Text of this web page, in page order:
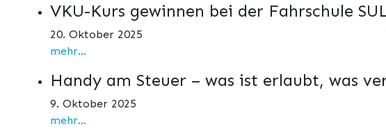
VKU-Kurs gewinnen bei der Fahrschule
20. Oktober 2025
mehr...
Handy am Steuer – was ist erlaubt, was
9. Oktober 2025
mehr...